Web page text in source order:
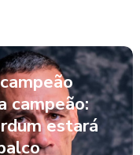
campeão:
estará